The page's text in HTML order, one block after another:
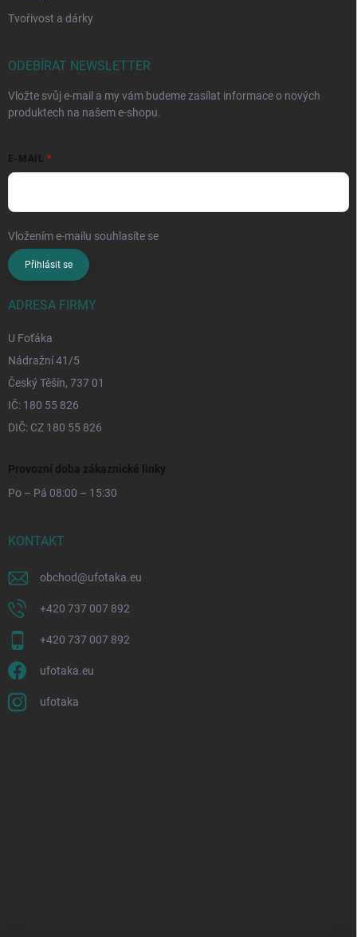
Tvořivost a dárky
ODEBÍRAT NEWSLETTER
Vložte svůj e-mail a my vám budeme zasílat informace o nových
produktech na našem e-shopu.
E-MAIL
Vložením e-mailu souhlasíte se
Přihlásit se
ADRESA FIRMY
U Foťáka
Nádražní 41/5
Český Těšín, 737 01
IČ: 180 55 826
DIČ: CZ 180 55 826
Provozní doba zákaznické linky
Po – Pá 08:00 – 15:30
KONTAKT
obchod@ufotaka.eu
+420 737 007 892
+420 737 007 892
ufotaka.eu
ufotaka